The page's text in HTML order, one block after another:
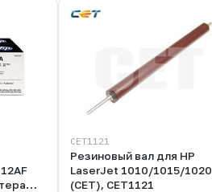
CET1121
Резиновый вал для HP
LaserJet 1010/1015/1020
(CET), CET1121